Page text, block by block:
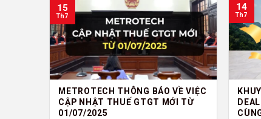
METROTECH THÔNG BÁO VỀ VIỆC
CẬP NHẬT THUẾ GTGT MỚI TỪ
01/07/2025
15
Th7
14
Th7